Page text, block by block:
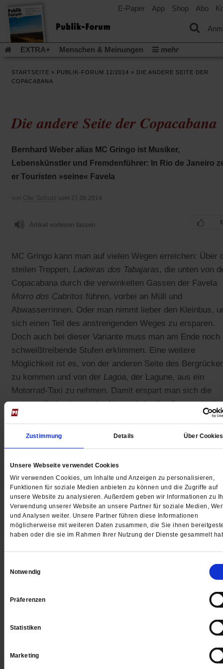
Zustimmung Details Über Cookies
Unsere Webseite verwendet Cookies
Wir verwenden Cookies, um Inhalte und Anzeigen zu personalisieren,
Funktionen für soziale Medien anbieten zu können und die Zugriffe auf
unsere Website zu analysieren. Außerdem geben wir Informationen zu
Verwendung unserer Website an unsere Partner für soziale Medien,
und Analysen weiter. Unsere Partner führen diese Informationen
möglicherweise mit weiteren Daten zusammen, die Sie ihnen
haben oder die sie im Rahmen Ihrer Nutzung der Dienste gesammelt
Notwendig
Präferenzen
Statistiken
Marketing
E-Paper App Shop Abo
EXTRA+ Menschen & Meinungen
mehr
Aufstehen & Handeln
Leserinitiative Publik-Forum e.V.
Die Erderwärmung
einem
neuen
Tab)
Gefährlicher Reichtum
einem
neuen
Tab)
Gleichberechtigung
Künstliche Intelligenz(Öffnet
einem
Was gibt
Krieg und Frieden(Öffnet
einem
Tab)
Gott neu denken Krieg in der Ukraine
Flucht und Migration
Video-Podcast »Veranstaltungen«
STARTSEITE » PUBLIK-FORUM 12/2014 » DIE ANDERE SEITE DER
COPACABANA
Die andere Seite der Copacabana
Bernhard Weber alias MC Gringo ist Musiker,
Lebenskünstler und Fremdenführer: In Rio de Janeiro
er Touristen »seine« Favela
von Ole Schulz vom 27.06.2014
Artikel vorlesen lassen
MC Gringo kann man auf vielen Wegen erreichen: Über
steilen Treppen, Ladeiras dos Tabajaras, die unten von
Copacabana durch die verwinkelten Gassen der Favela
Morro dos Cabritos führen, vorbei an Müll und
Abwasserrinnen. Oder man nimmt lieber den Kleinbus,
sich einen Teil des anstrengenden Weges zu ersparen.
Doch auch bei dieser Variante muss man am Ende noch
schweißtreibende Stufen erklimmen. Eine weitere
Möglichkeit ist es, von der anderen Seite des
zu kommen und von der Lagoa, der Lagune, aus ein
Motorrad-Taxi zu nehmen. Damit erspart man sich die
meisten Stufen bergauf. »Aber auf der Straße von der
aus ist immer Stau«, sagt MC Gringo. »Ich laufe lieber
Gedruckt + Digital
Jetzt für 5 € testen